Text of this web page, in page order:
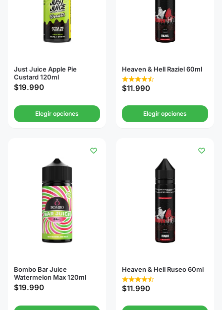
Just Juice Apple Pie
Custard 120ml
$19.990
Elegir opciones
Heaven & Hell Raziel 60ml
$11.990
Elegir opciones
Bombo Bar Juice
Watermelon Max 120ml
$19.990
Heaven & Hell Ruseo 60ml
$11.990